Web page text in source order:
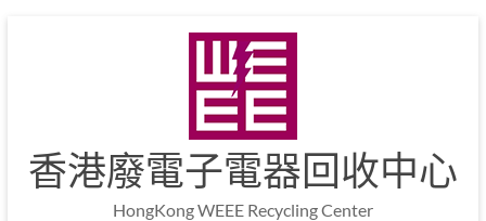
香港廢電子電器回收中心
HongKong WEEE Recycling Center